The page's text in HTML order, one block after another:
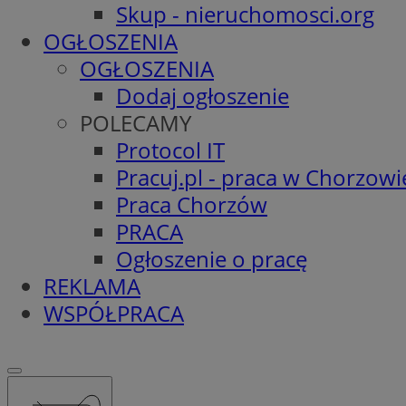
Skup - nieruchomosci.org
OGŁOSZENIA
OGŁOSZENIA
Dodaj ogłoszenie
POLECAMY
Protocol IT
Pracuj.pl - praca w
Praca Chorzów
PRACA
Ogłoszenie o pracę
REKLAMA
WSPÓŁPRACA